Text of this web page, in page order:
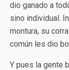
dio ganado a
sino individual.
montura, su
común les dio
Y pues la gente